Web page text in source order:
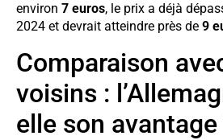
environ 7 euros, le prix a déjà
2024 et devrait atteindre près de 9
Comparaison
voisins :
elle son avantage